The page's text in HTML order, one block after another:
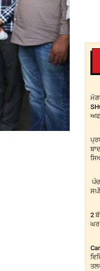
2
ਘਰ